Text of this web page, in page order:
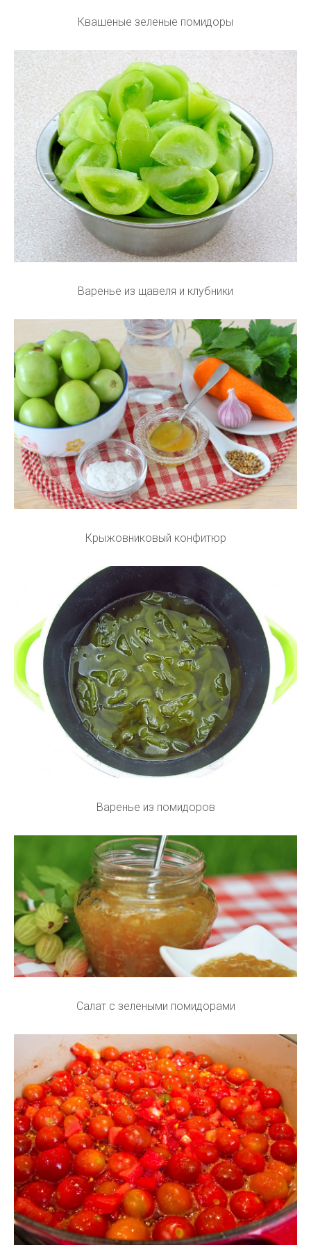
Квашеные зеленые помидоры
Варенье из щавеля и клубники
Крыжовниковый конфитюр
Варенье из помидоров
Салат с зелеными помидорами